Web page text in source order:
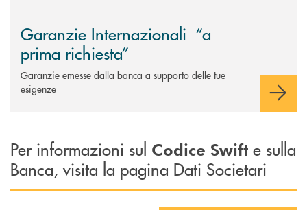
Garanzie Internazionali “a
prima richiesta”
Garanzie emesse dalla banca a supporto delle tue
esigenze
Per informazioni sul Codice Swift e sulla
Banca, visita la pagina Dati Societari